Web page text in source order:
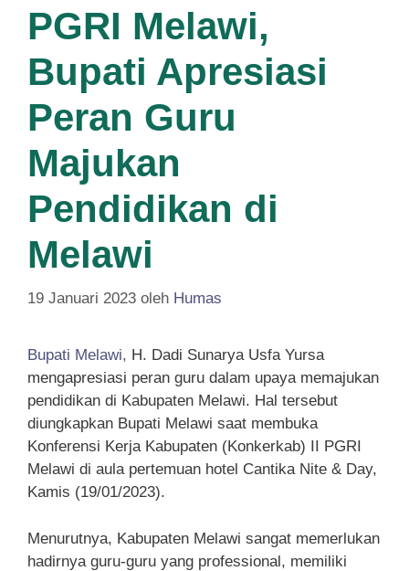
PGRI Melawi,
Bupati Apresiasi
Peran Guru
Majukan
Pendidikan di
Melawi
19 Januari 2023 oleh Humas
Bupati Melawi, H. Dadi Sunarya Usfa Yursa
mengapresiasi peran guru dalam upaya memajukan
pendidikan di Kabupaten Melawi. Hal tersebut
diungkapkan Bupati Melawi saat membuka
Konferensi Kerja Kabupaten (Konkerkab) II PGRI
Melawi di aula pertemuan hotel Cantika Nite & Day,
Kamis (19/01/2023).
Menurutnya, Kabupaten Melawi sangat memerlukan
hadirnya guru-guru yang professional, memiliki